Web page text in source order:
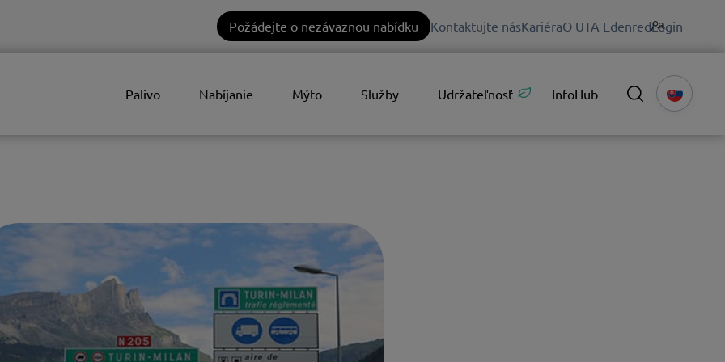
Požádejte o nezávaznou nabídku Kontaktujte násKariéraO UTA EdenredLogin
Palivo Nabíjanie Mýto Služby Udržateľnosť InfoHub